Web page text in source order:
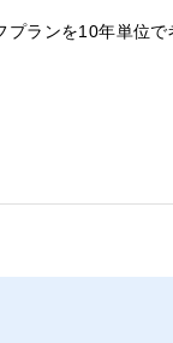
プランを10年単位